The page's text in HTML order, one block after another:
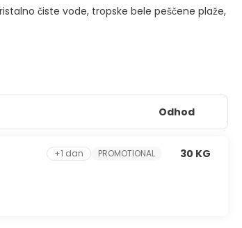
čiste vode, tropske bele peščene plaže,
Odhod
+1 dan PROMOTIONAL 30 KG